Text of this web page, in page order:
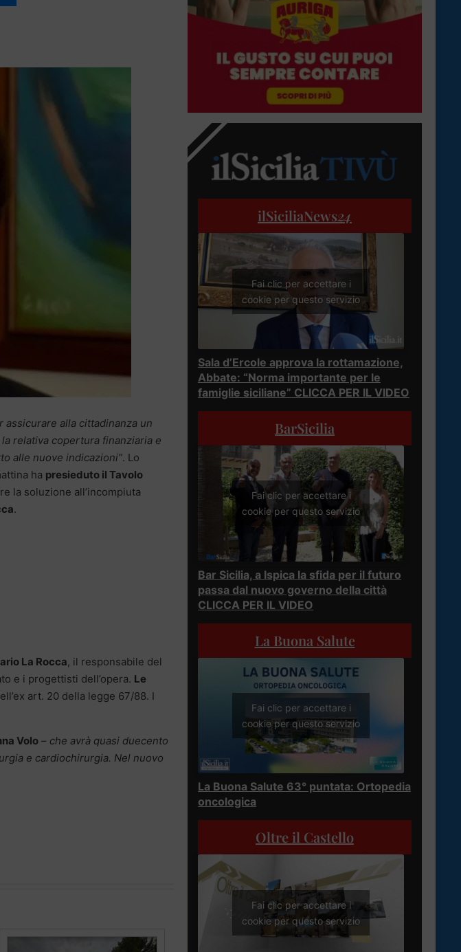
alla cittadinanza un
relativa copertura finanziaria e
alle nuove indicazioni”. Lo
ha presieduto il Tavolo
la soluzione all’incompiuta
.
La Rocca, il responsabile del
e i progettisti dell’opera. Le
art. 20 della legge 67/88. I
Volo – che avrà quasi duecento
e cardiochirurgia. Nel nuovo
ilSiciliaNews24
Fai clic per accettare i
cookie per questo servizio
Sala d’Ercole approva la rottamazione,
Abbate: “Norma importante per le
famiglie siciliane” CLICCA PER IL VIDEO
BarSicilia
Fai clic per accettare i
cookie per questo servizio
Bar Sicilia, a Ispica la sfida per il futuro
passa dal nuovo governo della città
CLICCA PER IL VIDEO
La Buona Salute
Fai clic per accettare i
cookie per questo servizio
La Buona Salute 63° puntata: Ortopedia
oncologica
Oltre il Castello
Fai clic per accettare i
cookie per questo servizio